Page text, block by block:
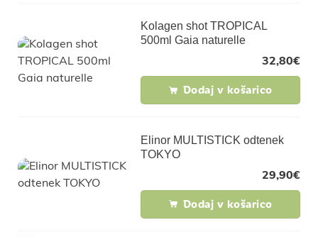
Kolagen shot TROPICAL
500ml Gaia naturelle
32,80€
Dodaj v košarico
Elinor MULTISTICK odtenek
TOKYO
29,90€
Dodaj v košarico